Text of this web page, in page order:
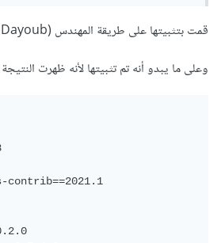
إن لم تكن المكتبة مثبتة فيمكنك محاولة
pytube
قمت بتثبيتها على طريقة المهندس (Hasan Dayoub)
وعلى ما يبدو أنه تم تثبيتها لأنه ظهرت النتيجة